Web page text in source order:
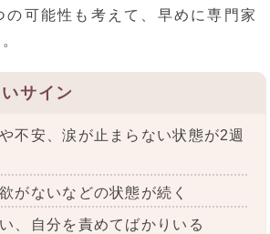
の可能性も考えて、早めに専門家
サイン
不安、涙が止まらない状態が2週
がないなどの状態が続く
、自分を責めてばかりいる